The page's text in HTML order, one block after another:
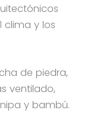
clima y los
de piedra,
ventilado,
y bambú.